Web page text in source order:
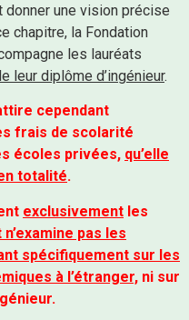
une vision précise
chapitre, la Fondation
les lauréats
leur diplôme d’ingénieur.
cependant
frais de scolarité
écoles privées, qu’elle
totalité.
exclusivement les
n’examine pas les
spécifiquement sur les
à l’étranger, ni sur